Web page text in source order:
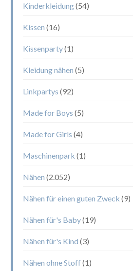
Kinderkleidung(54)
Kissen (16)
Kissenparty(1)
Kleidung nähen (5)
Linkpartys (92)
Made for Boys (5)
Made for Girls (4)
Maschinenpark (1)
Nähen (2.052)
Nähen für einen guten Zweck (9)
Nähen für's Baby(19)
Nähen für's Kind (3)
Nähen ohne Stoff (1)